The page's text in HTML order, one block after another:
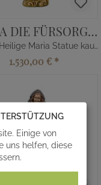
MARIA DIE FÜRSORGLICHE
Bronze Heilige Maria Statue kaufen
1.530,00 € *
Einige von
uns helfen, diese